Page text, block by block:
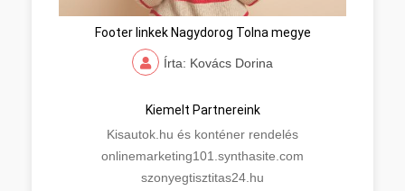
Footer linkek Nagydorog Tolna megye
Írta: Kovács Dorina
Kiemelt Partnereink
Kisautok.hu és konténer rendelés
onlinemarketing101.synthasite.com
szonyegtisztitas24.hu